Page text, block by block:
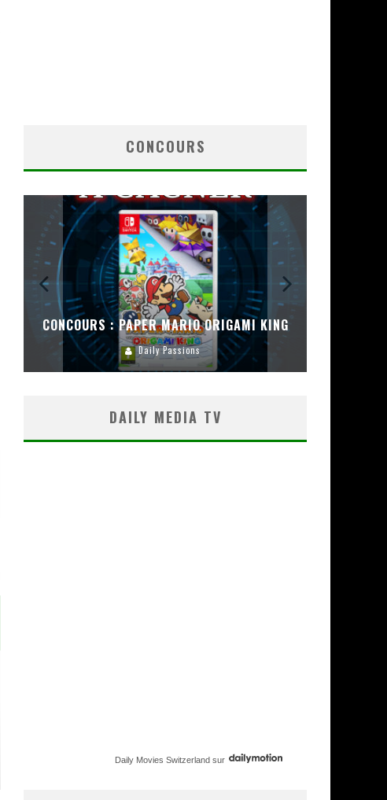
CONCOURS
CONCOURS : PAPER MARIO ORIGAMI KING
Daily Passions
DAILY MEDIA TV
Daily Movies Switzerland sur